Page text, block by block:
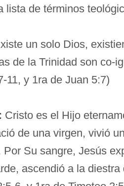
lista de términos
un solo Dios,
de la Trinidad son co-
11, y 1ra de Juan 5:7)
Cristo es el Hijo
de una virgen, vivió
Por Su sangre, Jesús
ascendió a la